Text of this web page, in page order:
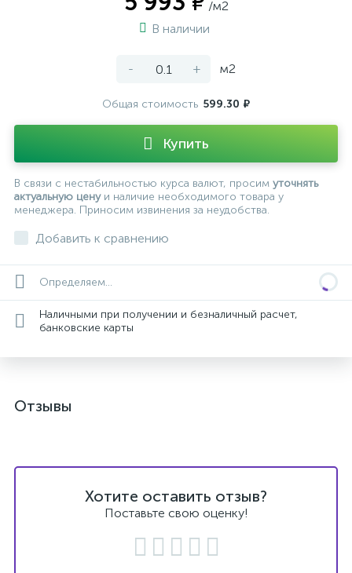
/м2
В наличии
- + м2
Общая стоимость 599.30 ₽
Купить
В связи с нестабильностью курса валют, просим уточнять
актуальную ценуи наличие необходимого товара у
менеджера. Приносим извинения за неудобства.
Добавить к сравнению
Определяем...
Наличными при получении и безналичный расчет,
банковские карты
Отзывы
Хотите оставить отзыв?
Поставьте свою оценку!